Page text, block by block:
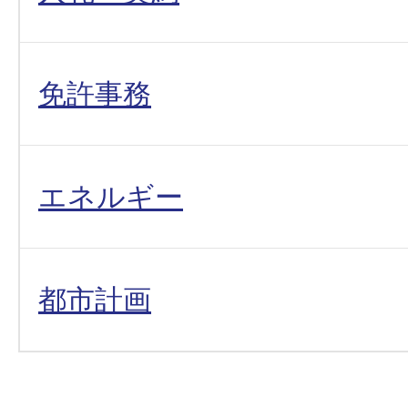
免許事務
エネルギー
都市計画